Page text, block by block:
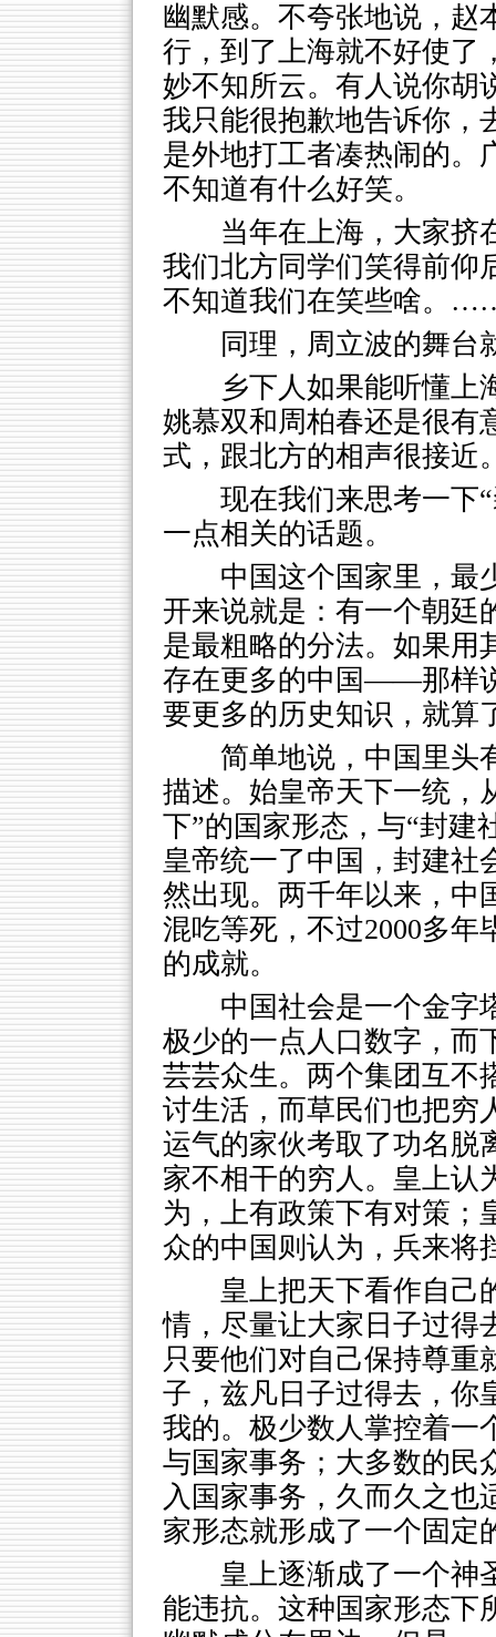
幽默感。不夸张地说，赵
行，到了上海就不好使了
妙不知所云。有人说你胡
我只能很抱歉地告诉你，
是外地打工者凑热闹的
不知道有什么好笑。
当年在上海，大家挤
我们北方同学们笑得前仰
不知道我们在笑些啥。
同理，周立波的舞台
乡下人如果能听懂上
姚慕双和周柏春还是很有
式，跟北方的相声很接近
现在我们来思考一下
一点相关的话题。
中国这个国家里，最
开来说就是：有一个朝廷
是最粗略的分法。如果用
存在更多的中国——那样
要更多的历史知识，就算
简单地说，中国里头
描述。始皇帝天下一统，
下”的国家形态，与“封建
皇帝统一了中国，封建社
然出现。两千年以来，中
混吃等死，不过2000多
的成就。
中国社会是一个金字
极少的一点人口数字，而
芸芸众生。两个集团互不
讨生活，而草民们也把穷
运气的家伙考取了功名脱
家不相干的穷人。皇上认
为，上有政策下有对策；
众的中国则认为，兵来将
皇上把天下看作自己
情，尽量让大家日子过得
只要他们对自己保持尊重
子，兹凡日子过得去，你
我的。极少数人掌控着一
与国家事务；大多数的民
入国家事务，久而久之也
家形态就形成了一个固定
皇上逐渐成了一个神
能违抗。这种国家形态下